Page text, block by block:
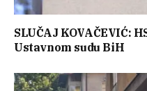
SLUČAJ KOVAČEVIĆ:
Ustavnom sudu BiH